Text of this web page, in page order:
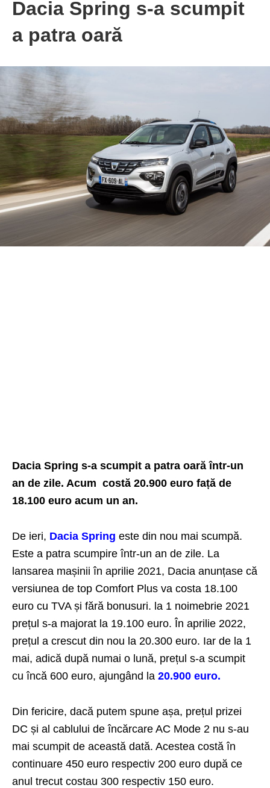
Dacia Spring s-a scumpit
a patra oară
Dacia Spring s-a scumpit a patra oară într-un
an de zile. Acum costă 20.900 euro față de
18.100 euro acum un an.
De ieri, Dacia Spring este din nou mai scumpă.
Este a patra scumpire într-un an de zile. La
lansarea mașinii în aprilie 2021, Dacia anunțase că
versiunea de top Comfort Plus va costa 18.100
euro cu TVA și fără bonusuri. la 1 noimebrie 2021
prețul s-a majorat la 19.100 euro. În aprilie 2022,
prețul a crescut din nou la 20.300 euro. Iar de la 1
mai, adică după numai o lună, prețul s-a scumpit
cu încă 600 euro, ajungând la 20.900 euro.
Din fericire, dacă putem spune așa, prețul prizei
DC și al cablului de încărcare AC Mode 2 nu s-au
mai scumpit de această dată. Acestea costă în
continuare 450 euro respectiv 200 euro după ce
anul trecut costau 300 respectiv 150 euro.